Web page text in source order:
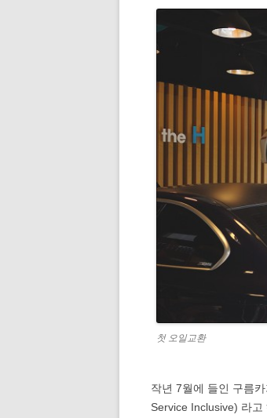
첫 오일교환
작년 7월에 들인 구름
Service Inclusive) 라